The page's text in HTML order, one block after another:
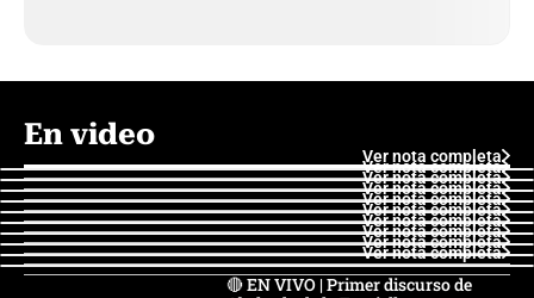
En video
Ver nota completa
Ver nota completa
Ver nota completa
Ver nota completa
Ver nota completa
Ver nota completa
Ver nota completa
Ver nota completa
Ver nota completa
Ver nota completa
🔴 EN VIVO | Primer discurso de